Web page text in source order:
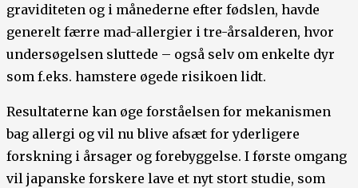
graviditeten og i månederne efter fødslen, havde
generelt færre mad-allergier i tre-årsalderen, hvor
undersøgelsen sluttede – også selv om enkelte dyr
som f.eks. hamstere øgede risikoen lidt.
Resultaterne kan øge forståelsen for mekanismen
bag allergi og vil nu blive afsæt for yderligere
forskning i årsager og forebyggelse. I første omgang
vil japanske forskere lave et nyt stort studie, som